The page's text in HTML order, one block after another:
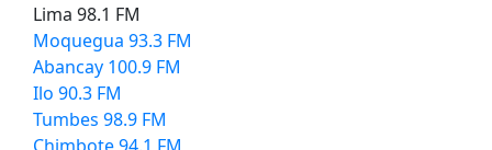
Lima 98.1 FM
Moquegua 93.3 FM
Abancay 100.9 FM
Ilo 90.3 FM
Tumbes 98.9 FM